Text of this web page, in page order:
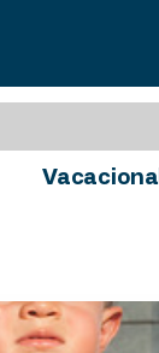
Vacacional